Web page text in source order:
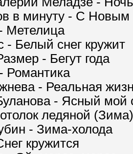
в минуту - С
Метелица
- Белый снег кружит
- Бегут года
Романтика
- Реальная
- Ясный мой
ледяной (Зима)
- Зима-холода
кружится